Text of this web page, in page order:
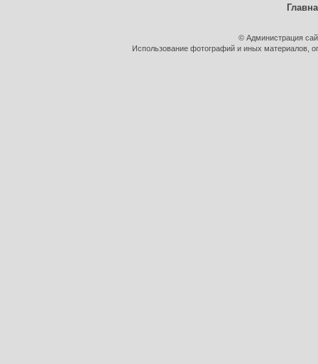
© Администрация
Использование фотографий и иных материалов,